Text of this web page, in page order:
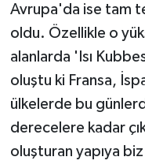
Avrupa'da ise tam
oldu. Özellikle o
alanlarda 'Isı
oluştu ki Fransa,
ülkelerde bu
derecelere kadar
oluşturan yapıya